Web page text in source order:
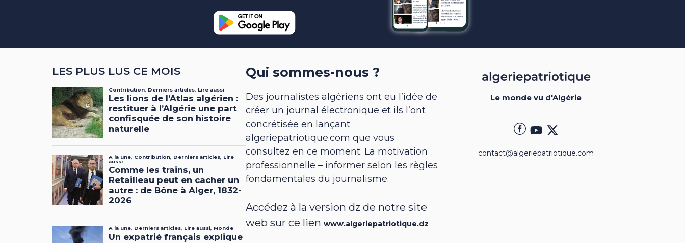
LES PLUS LUS CE MOIS Qui sommes-nous ?
Des journalistes algériens ont eu l’idée de
créer un journal électronique et ils l’ont
concrétisée en lançant
algeriepatriotique.com que vous
consultez en ce moment. La motivation
professionnelle – informer selon les règles
fondamentales du journalisme.
Accédez à la version dz de notre site
web sur ce lienwww.algeriepatriotique.dz
Le monde vu d'Algérie
contact@algeriepatriotique.com